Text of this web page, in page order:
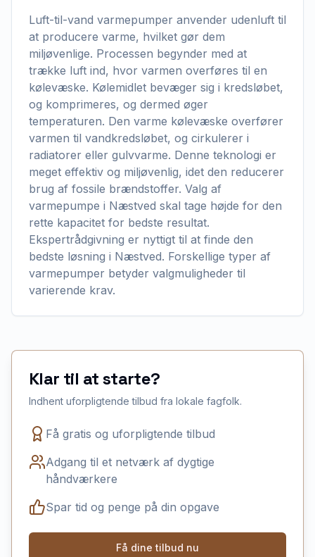
Luft-til-vand varmepumper anvender udenluft til
at producere varme, hvilket gør dem
miljøvenlige. Processen begynder med at
trække luft ind, hvor varmen overføres til en
kølevæske. Kølemidlet bevæger sig i kredsløbet,
og komprimeres, og dermed øger
temperaturen. Den varme kølevæske overfører
varmen til vandkredsløbet, og cirkulerer i
radiatorer eller gulvvarme. Denne teknologi er
meget effektiv og miljøvenlig, idet den reducerer
brug af fossile brændstoffer. Valg af
varmepumpe i Næstved skal tage højde for den
rette kapacitet for bedste resultat.
Ekspertrådgivning er nyttigt til at finde den
bedste løsning i Næstved. Forskellige typer af
varmepumper betyder valgmuligheder til
varierende krav.
Klar til at starte?
Indhent uforpligtende tilbud fra lokale fagfolk.
Få gratis og uforpligtende tilbud
Adgang til et netværk af dygtige
håndværkere
Spar tid og penge på din opgave
Få dine tilbud nu